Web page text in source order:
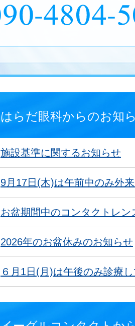
はらだ眼科からのお知
施設基準に関するお知らせ
9月17日(木)は午前中のみ外
お盆期間中のコンタクトレン
2026年のお盆休みのお知らせ
６月1日(月)は午後のみ診療